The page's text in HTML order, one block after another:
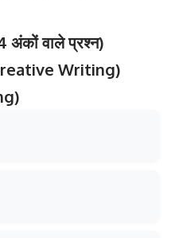
अंकोंवालेप्रश्न)
Writing)